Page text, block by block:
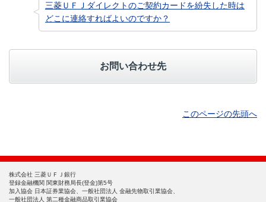
三菱ＵＦＪダイレクトのご契約カードを紛失した時は
どこに連絡すればよいのですか？
お問い合わせ先
このページの先頭へ
株式会社 三菱ＵＦＪ銀行
登録金融機関 関東財務局長(登金)第5号
加入協会 日本証券業協会、一般社団法人 金融先物取引業協会、
一般社団法人 第二種金融商品取引業協会